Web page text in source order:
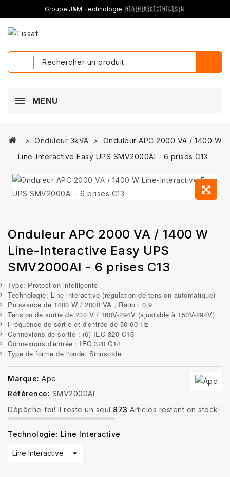
Groupe J&M Technologie 🇲🇦🇲🇷🇨🇮🇲🇱🇸🇳
MENU
Onduleur 3kVA
Onduleur APC 2000 VA / 1400 W
Line-Interactive Easy UPS SMV2000AI - 6 prises C13
Onduleur APC 2000 VA / 1400 W
Line-Interactive Easy UPS
SMV2000AI - 6 prises C13
Type: Protection intelligente
Technologie: Line interactive (régulation de tension automatique)
Puissance de 1400 W / 2000 VA , Ratio : 0,9
Tension de sortie de 230 V / 160V-294V (ajustable à 150V-294V)
Fréquence de sortie et d'entrée de 50-60 Hz
Connexions de sortie : (6) IEC 320 C13
Connexions d'entrée : IEC 320 C14
Type de forme de l'onde: Sinusoïde
Marque: Apc
Référence: SMV2000AI
Dépêche-toi! il reste un seul 873 Articles restent en stock!
Technologie: Line Interactive